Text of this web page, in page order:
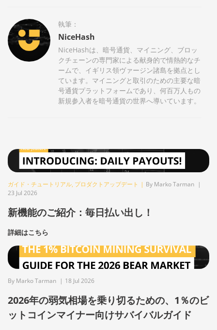
執筆：
NiceHash
NiceHashは、暗号通貨、マイニング、ブロッ
クチェーンの専門家による献身的で情熱的なチ
ームで、イギリス領ヴァージン諸島を拠点とし
ています。マイニングと取引のための主要な暗
号通貨プラットフォームであり、何百万人もの
新規参入者を暗号通貨の世界へ導いています。
ガイド・チュートリアル, プロダクトアップデート | By Marko Tarman |
23 Jul 2026
新機能のご紹介：毎日払い出し！
詳細はこちら
By Marko Tarman | 18 Jul 2026
2026年の弱気相場を乗り切るための、1％のビ
ットコインマイナー向けサバイバルガイド